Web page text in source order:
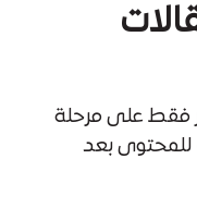
فقط على مرحلة
للمحتوى بعد